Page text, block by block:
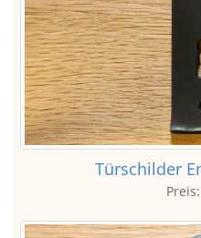
Türschilder
Preis: